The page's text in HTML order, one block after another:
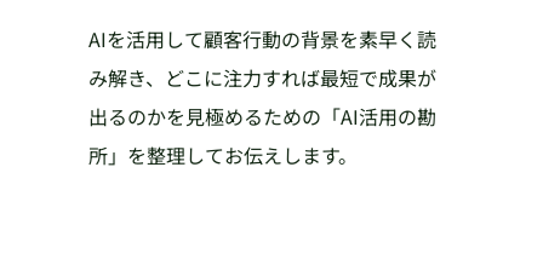
AIを活用して顧客行動の背景を素早く読
み解き、どこに注力すれば最短で成果が
出るのかを見極めるための「AI活用の勘
所」を整理してお伝えします。